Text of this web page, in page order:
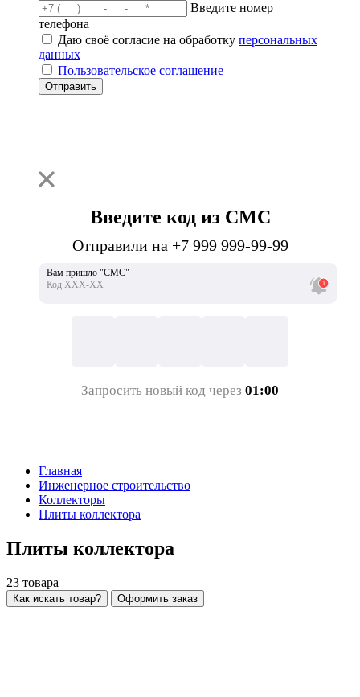
Введите номер
телефона
Даю своё согласие на обработку персональных
данных
Пользовательское соглашение
Отправить
Введите код из СМС
Отправили на +7 999 999-99-99
Вам пришло "СМС"
Код ХХХ-ХХ
Запросить новый код через 01:00
Главная
Инженерное строительство
Коллекторы
Плиты коллектора
Плиты коллектора
23 товара
Как искать товар? Оформить заказ